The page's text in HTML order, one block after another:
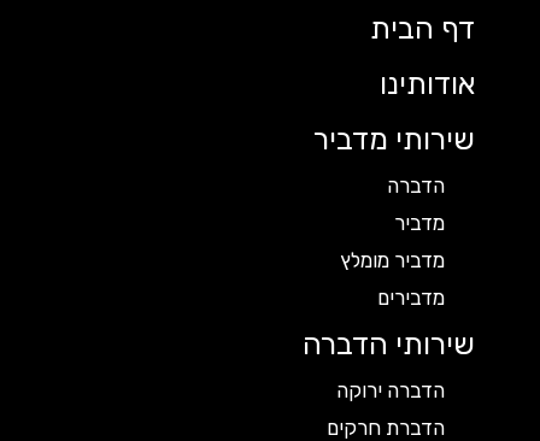
דף הבית
אודותינו
שירותי מדביר
הדברה
מדביר
מדביר מומלץ
מדבירים
שירותי הדברה
הדברה ירוקה
הדברת חרקים